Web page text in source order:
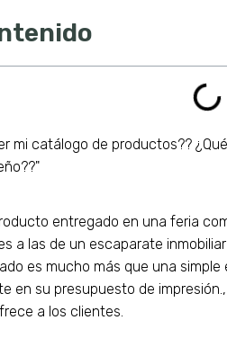
mi catálogo de productos??
entregado en una feria
a las de un escaparate
es mucho más que una
en su presupuesto de
a los clientes.